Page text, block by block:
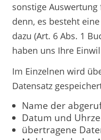
sonstige
denn, es besteht
dazu (Art. 6 Abs. 1
haben uns Ihre
Im Einzelnen wird
Datensatz
Name der
Datum und
übertragene